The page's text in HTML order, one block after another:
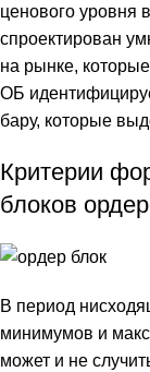
ценового уровня
спроектирован
на рынке,
ОБ
бару, которые
Критерии
блоков
В период
минимумов и
может и не